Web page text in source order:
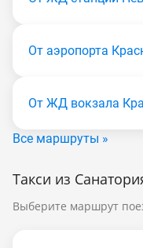
От аэропорта
От ЖД вокзала
Все маршруты »
Такси из
Выберите маршрут